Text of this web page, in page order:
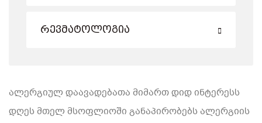
Რევმატოლოგია
ალერგიულ დაავადებათა მიმართ დიდ ინტერესს
დღეს მთელ მსოფლიოში განაპირობებს ალერგიის